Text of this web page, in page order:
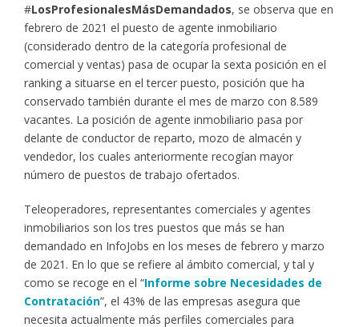
#LosProfesionalesMásDemandados, se observa que en
febrero de 2021 el puesto de agente inmobiliario
(considerado dentro de la categoría profesional de
comercial y ventas) pasa de ocupar la sexta posición en el
ranking a situarse en el tercer puesto, posición que ha
conservado también durante el mes de marzo con 8.589
vacantes. La posición de agente inmobiliario pasa por
delante de conductor de reparto, mozo de almacén y
vendedor, los cuales anteriormente recogían mayor
número de puestos de trabajo ofertados.
Teleoperadores, representantes comerciales y agentes
inmobiliarios son los tres puestos que más se han
demandado en InfoJobs en los meses de febrero y marzo
de 2021. En lo que se refiere al ámbito comercial, y tal y
como se recoge en el “Informe sobre Necesidades de
Contratación”, el 43% de las empresas asegura que
necesita actualmente más perfiles comerciales para